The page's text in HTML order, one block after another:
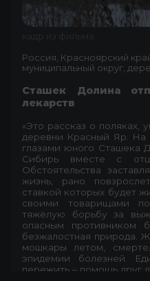
кадр из фильма
Россия, Красноярский
муниципальный округ,
Сташек Долина
лекарств
«Это рассказ о поляках,
деревни Красный Яр. На
глазами юного Сташека
Сибирь вместе с
Обстоятельства
жизнь, рано
ставкой которых будет
своими товарищами
тяжёлую борьбу за
опасным
безжалостная природа.
мошкары летом,
эпидемии болезней.
пережить – помощь друг